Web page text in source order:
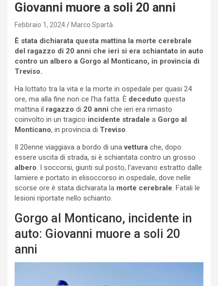
Giovanni muore a soli 20 anni
Febbraio 1, 2024 Marco Spartà
È stata dichiarata questa mattina la morte cerebrale
del ragazzo di 20 anni che ieri si era schiantato in auto
contro un albero a Gorgo al Monticano, in provincia di
Treviso.
Ha lottato tra la vita e la morte in ospedale per quasi 24
ore, ma alla fine non ce l’ha fatta. È deceduto questa
mattina il ragazzo di 20 anni che ieri era rimasto
coinvolto in un tragico incidente stradale a Gorgo al
Monticano, in provincia di Treviso.
Il 20enne viaggiava a bordo di unavettura che, dopo
essere uscita di strada, si è schiantata contro un grosso
albero. I soccorsi, giunti sul posto, l’avevano estratto dalle
lamiere e portato in elisoccorso in ospedale, dove nelle
scorse ore è stata dichiarata la morte cerebrale. Fatali le
lesioni riportate nello schianto.
Gorgo al Monticano, incidente in
auto: Giovanni muore a soli 20
anni